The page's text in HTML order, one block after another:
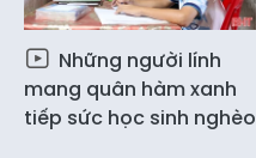
Những người lính
mang quân hàm xanh
tiếp sức học sinh nghèo